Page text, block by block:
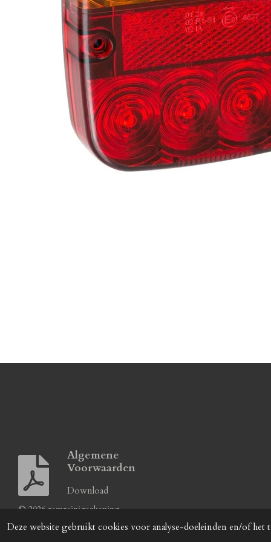
Deze website gebruikt cookies voor analyse-doeleinden en/of
Algemene
Voorwaarden
Download
© 2026